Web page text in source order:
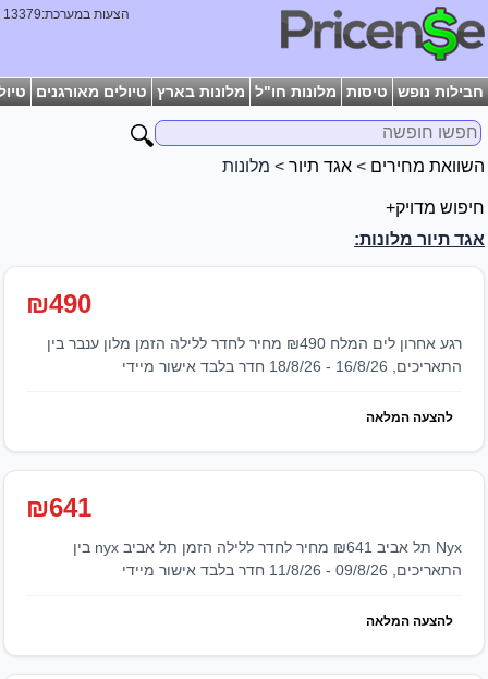
הצעות במערכת:13379
חבילות נופש טיסות מלונות חו"ל מלונות בארץ טיולים מאורגנים
🔍
השוואת מחירים > אגד תיור > מלונות
חיפוש מדויק+
אגד תיור מלונות:
₪490
רגע אחרון לים המלח ₪490 מחיר לחדר ללילה הזמן מלון ענבר בין
התאריכים, 16/8/26 - 18/8/26 חדר בלבד אישור מיידי
להצעה המלאה
₪641
nyx תל אביב ₪641 מחיר לחדר ללילה הזמן תל אביב nyx בין
התאריכים, 09/8/26 - 11/8/26 חדר בלבד אישור מיידי
להצעה המלאה